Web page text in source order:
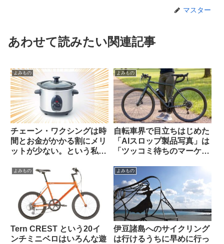
マスター
あわせて読みたい関連記事
よみもの
チェーン・ワクシングは時
間とお金がかかる割にメリ
ットが少ない。という私の
ト？】（海外掲示板から）
よみもの
自転車界で目立ちはじめた
「AIスロップ製品写真」は
「ツッコミ待ちのマーケテ
Van Rysel】
よみもの
Tern CREST という20イ
ンチミニベロはいろんな遊
よみもの
伊豆諸島へのサイクリング
は行けるうちに早めに行っ